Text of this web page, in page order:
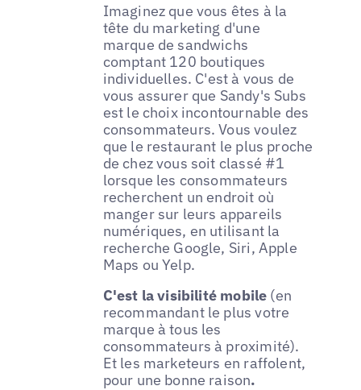
Imaginez que vous êtes à la
tête du marketing d'une
marque de sandwichs
comptant 120 boutiques
individuelles. C'est à vous de
vous assurer que Sandy's Subs
est le choix incontournable des
consommateurs. Vous voulez
que le restaurant le plus proche
de chez vous soit classé #1
lorsque les consommateurs
recherchent un endroit où
manger sur leurs appareils
numériques, en utilisant la
recherche Google, Siri, Apple
Maps ou Yelp.
C'est la visibilité mobile (en
recommandant le plus votre
marque à tous les
consommateurs à proximité).
Et les marketeurs en raffolent,
pour une bonne raison.